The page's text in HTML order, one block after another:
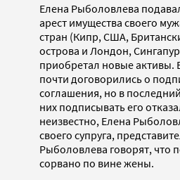
Елена Рыболовлева
арест имущества своего
стран (Кипр, США,
острова и Лондон,
приобретал новые активы.
почти договорились о
соглашения, но в
них подписывать его
неизвестно, Елена
своего супруга,
Рыболовлева говорят, что
сорвано по вине жены.